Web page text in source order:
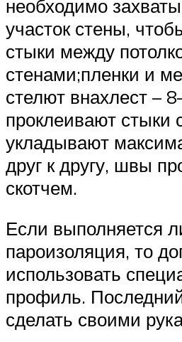
необходимо
участок стены,
стыки между
стенами;пленки и
стелют внахлест –
проклеивают стыки
укладывают
друг к другу, швы
скотчем.
Если выполняется
пароизоляция, то
использовать
профиль.
сделать своими